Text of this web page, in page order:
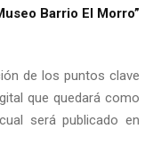
Barrio El Morro”
de los puntos clave
que quedará como
será publicado en